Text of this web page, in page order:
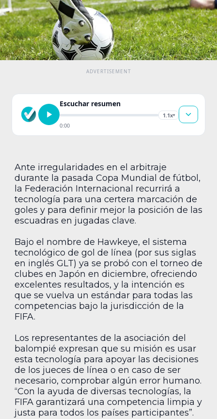
Escuchar resumen
1.1x▾
0:00
Ante irregularidades en el arbitraje
durante la pasada Copa Mundial de fútbol,
la Federación Internacional recurrirá a
tecnología para una certera marcación de
goles y para definir mejor la posición de las
escuadras en jugadas clave.
Bajo el nombre de Hawkeye, el sistema
tecnológico de gol de línea (por sus siglas
en inglés GLT) ya se probó con el torneo de
clubes en Japón en diciembre, ofreciendo
excelentes resultados, y la intención es
que se vuelva un estándar para todas las
competencias bajo la jurisdicción de la
FIFA.
Los representantes de la asociación del
balompié expresan que su misión es usar
esta tecnología para apoyar las decisiones
de los jueces de línea o en caso de ser
necesario, comprobar algún error humano.
“Con la ayuda de diversas tecnologías, la
FIFA garantizará una competencia limpia y
justa para todos los países participantes”.